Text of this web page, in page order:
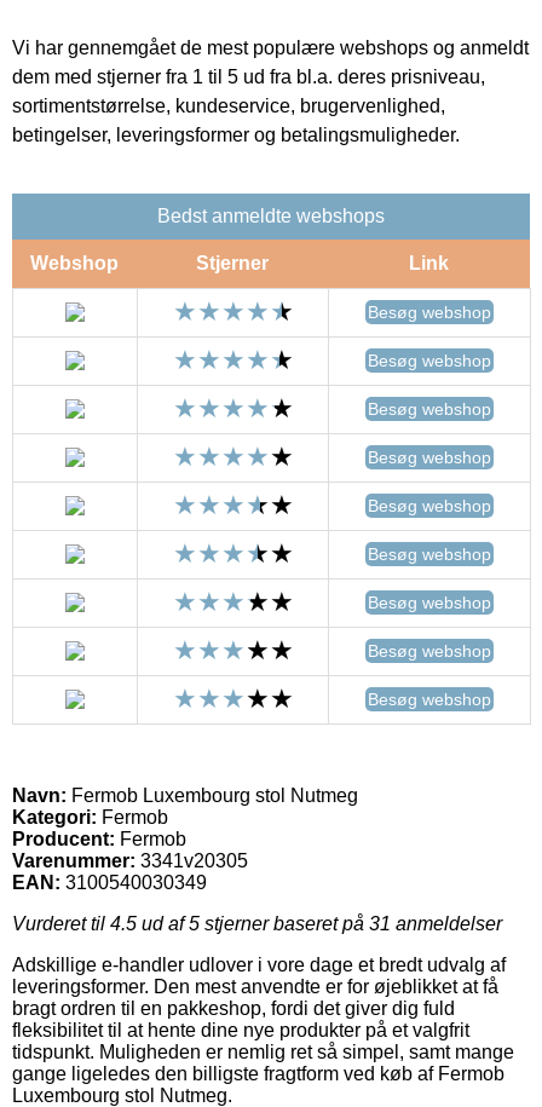
Vi har gennemgået de mest populære webshops og anmeldt
dem med stjerner fra 1 til 5 ud fra bl.a. deres prisniveau,
sortimentstørrelse, kundeservice, brugervenlighed,
betingelser, leveringsformer og betalingsmuligheder.
Bedst anmeldte webshops
Webshop Stjerner Link
Besøg webshop
Besøg webshop
Besøg webshop
Besøg webshop
Besøg webshop
Besøg webshop
Besøg webshop
Besøg webshop
Besøg webshop
Navn: Fermob Luxembourg stol Nutmeg
Kategori: Fermob
Producent: Fermob
Varenummer: 3341v20305
EAN: 3100540030349
Vurderet til 4.5 ud af 5 stjerner baseret på 31 anmeldelser
Adskillige e-handler udlover i vore dage et bredt udvalg af
leveringsformer. Den mest anvendte er for øjeblikket at få
bragt ordren til en pakkeshop, fordi det giver dig fuld
fleksibilitet til at hente dine nye produkter på et valgfrit
tidspunkt. Muligheden er nemlig ret så simpel, samt mange
gange ligeledes den billigste fragtform ved køb af Fermob
Luxembourg stol Nutmeg.